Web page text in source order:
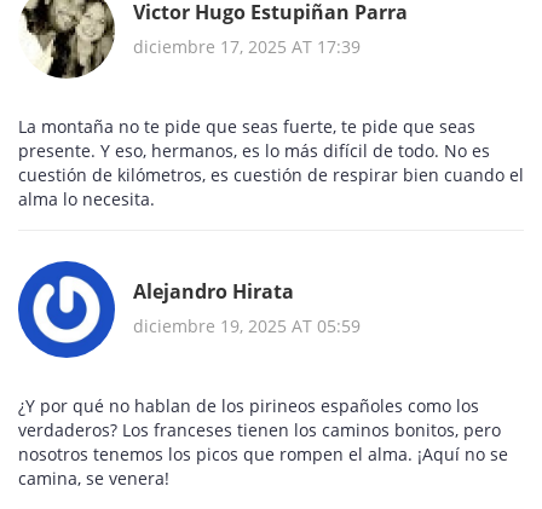
Victor Hugo Estupiñan Parra
diciembre 17, 2025 AT 17:39
La montaña no te pide que seas fuerte, te pide que seas
presente. Y eso, hermanos, es lo más difícil de todo. No es
cuestión de kilómetros, es cuestión de respirar bien cuando el
alma lo necesita.
Alejandro Hirata
diciembre 19, 2025 AT 05:59
¿Y por qué no hablan de los pirineos españoles como los
verdaderos? Los franceses tienen los caminos bonitos, pero
nosotros tenemos los picos que rompen el alma. ¡Aquí no se
camina, se venera!